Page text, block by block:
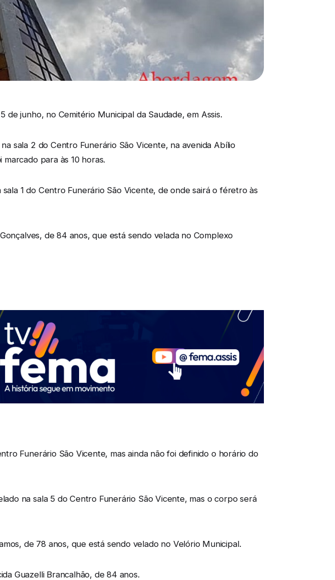
junho, no Cemitério Municipal da Saudade, em Assis.
sala 2 do Centro Funerário São Vicente, na avenida Abílio
para às 10 horas.
1 do Centro Funerário São Vicente, de onde sairá o féretro às
de 84 anos, que está sendo velada no Complexo
Funerário São Vicente, mas ainda não foi definido o horário do
na sala 5 do Centro Funerário São Vicente, mas o corpo será
de 78 anos, que está sendo velado no Velório Municipal.
Guazelli Brancalhão, de 84 anos.